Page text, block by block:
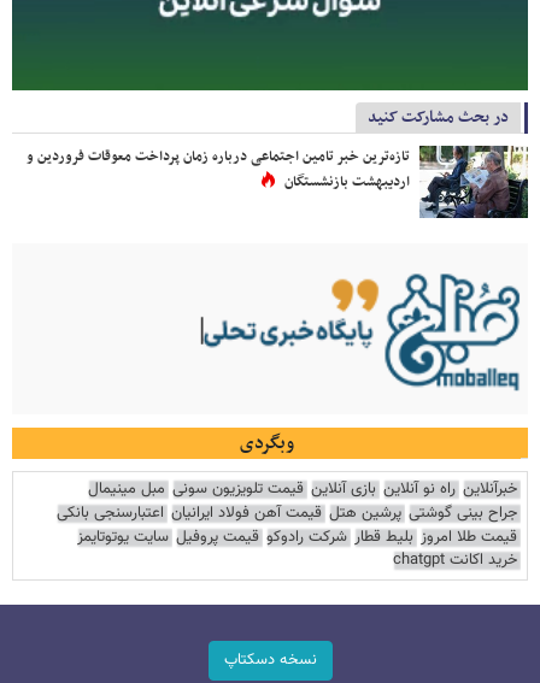
در بحث مشارکت کنید
تازه‌ترین خبر تامین اجتماعی درباره زمان پرداخت معوقات فروردین و
اردیبهشت بازنشستگان
وبگردی
خبرآنلاین راه نو آنلاین بازی آنلاین قیمت تلویزیون سونی مبل مینیمال
جراح بینی گوشتی پرشین هتل قیمت آهن فولاد ایرانیان اعتبارسنجی بانکی
قیمت طلا امروز بلیط قطار شرکت رادوکو قیمت پروفیل سایت یوتوتایمز
خرید اکانت chatgpt
نسخه دسکتاپ